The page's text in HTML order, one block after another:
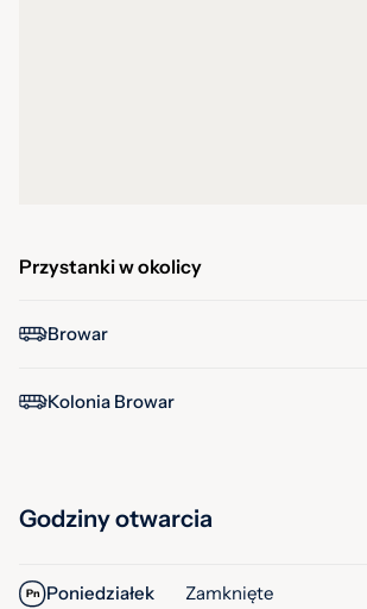
Przystanki w okolicy
Browar
Kolonia Browar
Godziny otwarcia
Pn Poniedziałek Zamknięte